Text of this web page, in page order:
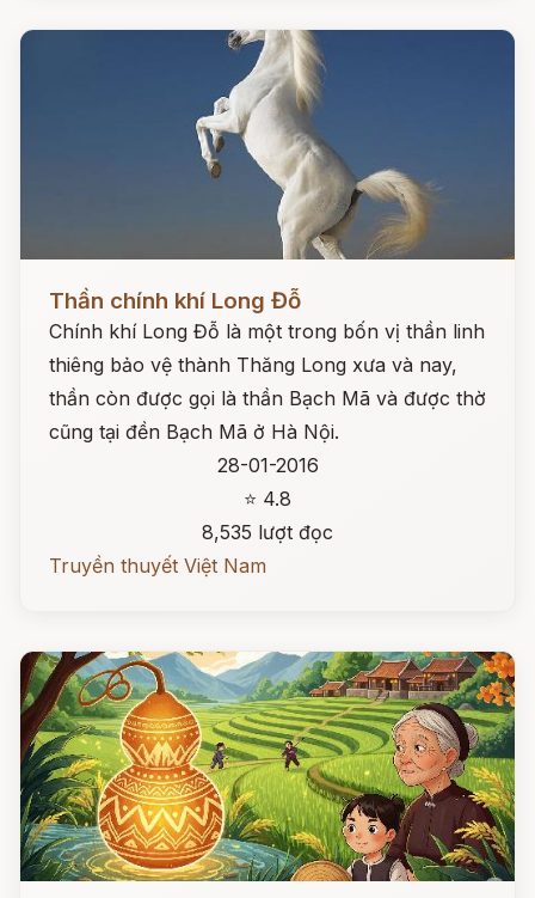
Đọc ngay
Thần chính khí Long Đỗ
Chính khí Long Đỗ là một trong bốn vị thần linh
thiêng bảo vệ thành Thăng Long xưa và nay,
thần còn được gọi là thần Bạch Mã và được thờ
cũng tại đền Bạch Mã ở Hà Nội.
28-01-2016
⭐ 4.8
8,535 lượt đọc
Truyền thuyết Việt Nam